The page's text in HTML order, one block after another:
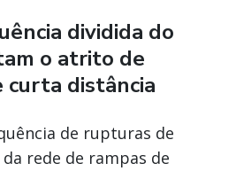
dividida do
o atrito de
distância
de rupturas de
rede de rampas de